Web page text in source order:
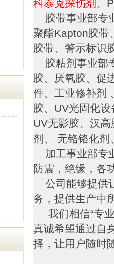
科泰克探伤剂 、
胶带事业部专
聚酯Kapton胶带
胶带、警示标识
胶粘剂事业部
胶、厌氧胶、促
件、工业修补剂
胶、UV光固化
UV无影胶、汉
剂、 无铬铬化剂
加工事业部专
防震，绝缘，各
公司能够提供
务，提供生产中
我们相信“专业
真诚希望通过自
择，让用户随时